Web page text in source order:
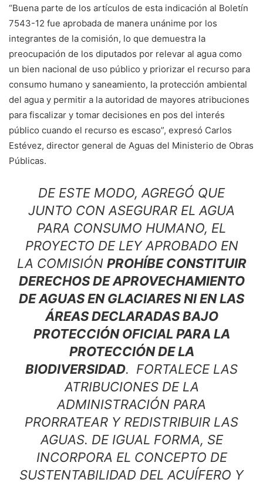
“Buena parte de los artículos de esta indicación al Boletín
7543-12 fue aprobada de manera unánime por los
integrantes de la comisión, lo que demuestra la
preocupación de los diputados por relevar al agua como
un bien nacional de uso público y priorizar el recurso para
consumo humano y saneamiento, la protección ambiental
del agua y permitir a la autoridad de mayores atribuciones
para fiscalizar y tomar decisiones en pos del interés
público cuando el recurso es escaso”, expresó Carlos
Estévez, director general de Aguas del Ministerio de Obras
Públicas.
DE ESTE MODO, AGREGÓ QUE
JUNTO CON ASEGURAR EL AGUA
PARA CONSUMO HUMANO, EL
PROYECTO DE LEY APROBADO EN
LA COMISIÓN PROHÍBE CONSTITUIR
DERECHOS DE APROVECHAMIENTO
DE AGUAS EN GLACIARES NI EN LAS
ÁREAS DECLARADAS BAJO
PROTECCIÓN OFICIAL PARA LA
PROTECCIÓN DE LA
BIODIVERSIDAD. FORTALECE LAS
ATRIBUCIONES DE LA
ADMINISTRACIÓN PARA
PRORRATEAR Y REDISTRIBUIR LAS
AGUAS. DE IGUAL FORMA, SE
INCORPORA EL CONCEPTO DE
SUSTENTABILIDAD DEL ACUÍFERO Y